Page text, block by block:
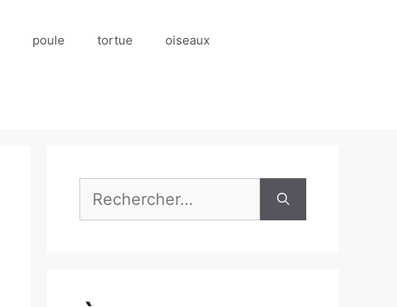
poule tortue oiseaux